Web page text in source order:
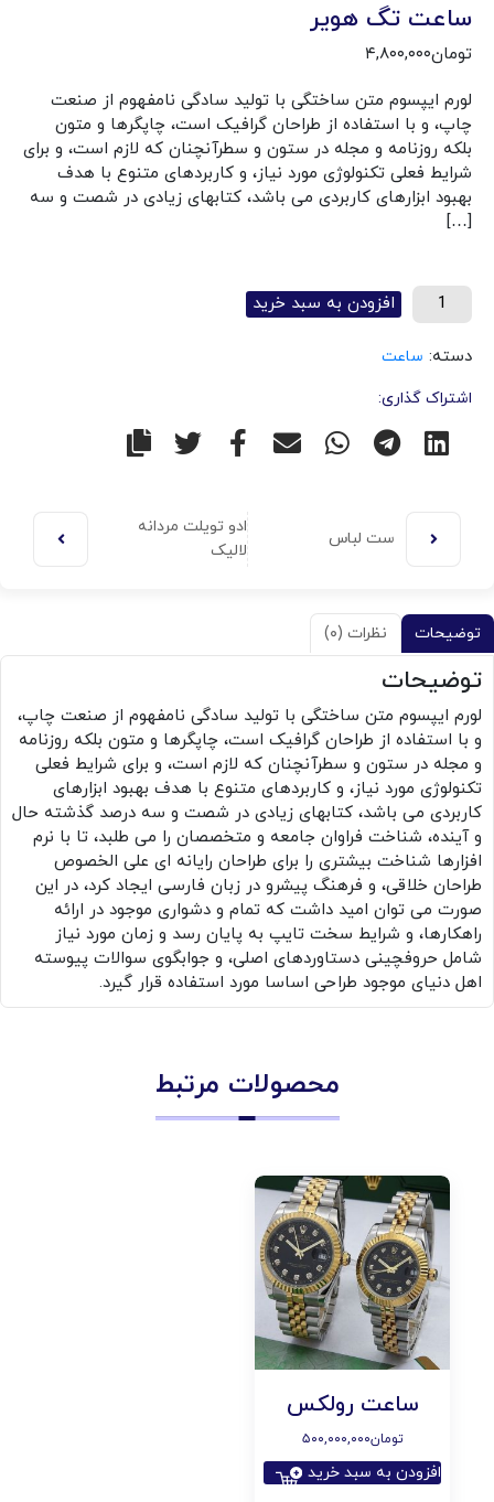
ساعت تگ هویر
تومان۴,۸۰۰,۰۰۰
لورم ایپسوم متن ساختگی با تولید سادگی نامفهوم از صنعت
چاپ، و با استفاده از طراحان گرافیک است، چاپگرها و متون
بلکه روزنامه و مجله در ستون و سطرآنچنان که لازم است، و برای
شرایط فعلی تکنولوژی مورد نیاز، و کاربردهای متنوع با هدف
بهبود ابزارهای کاربردی می باشد، کتابهای زیادی در شصت و سه
[…]
افزودن به سبد خرید
دسته: ساعت
اشتراک گذاری:
ست لباس
ادو تویلت مردانه
لالیک
توضیحات نظرات (۰)
توضیحات
لورم ایپسوم متن ساختگی با تولید سادگی نامفهوم از صنعت چاپ،
و با استفاده از طراحان گرافیک است، چاپگرها و متون بلکه روزنامه
و مجله در ستون و سطرآنچنان که لازم است، و برای شرایط فعلی
تکنولوژی مورد نیاز، و کاربردهای متنوع با هدف بهبود ابزارهای
کاربردی می باشد، کتابهای زیادی در شصت و سه درصد گذشته حال
و آینده، شناخت فراوان جامعه و متخصصان را می طلبد، تا با نرم
افزارها شناخت بیشتری را برای طراحان رایانه ای علی الخصوص
طراحان خلاقی، و فرهنگ پیشرو در زبان فارسی ایجاد کرد، در این
صورت می توان امید داشت که تمام و دشواری موجود در ارائه
راهکارها، و شرایط سخت تایپ به پایان رسد و زمان مورد نیاز
شامل حروفچینی دستاوردهای اصلی، و جوابگوی سوالات پیوسته
اهل دنیای موجود طراحی اساسا مورد استفاده قرار گیرد.
محصولات مرتبط
ساعت رولکس
تومان۵۰۰,۰۰۰,۰۰۰
افزودن به سبد خرید